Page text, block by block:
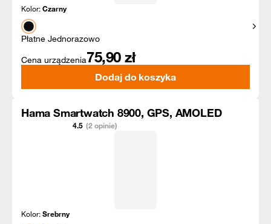
Kolor:Czarny
Płatne Jednorazowo
Cena urządzenia75,90 zł
Dodaj do koszyka
Hama Smartwatch 8900, GPS, AMOLED
4.5 (2 opinie)
Kolor:Srebrny